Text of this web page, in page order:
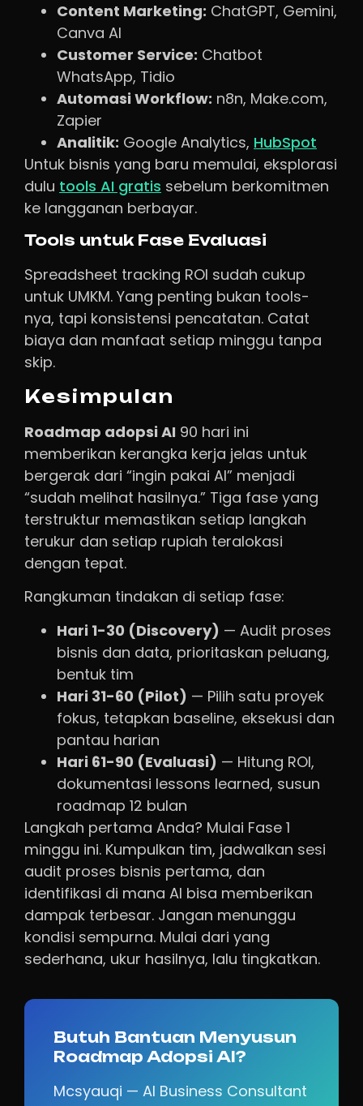
Content Marketing: ChatGPT, Gemini,
Canva AI
Customer Service: Chatbot
WhatsApp, Tidio
Automasi Workflow: n8n, Make.com,
Zapier
Analitik: Google Analytics, HubSpot
Untuk bisnis yang baru memulai, eksplorasi
dulu tools AI gratis sebelum berkomitmen
ke langganan berbayar.
Tools untuk Fase Evaluasi
Spreadsheet tracking ROI sudah cukup
untuk UMKM. Yang penting bukan tools-
nya, tapi konsistensi pencatatan. Catat
biaya dan manfaat setiap minggu tanpa
skip.
Kesimpulan
Roadmap adopsi AI 90 hari ini
memberikan kerangka kerja jelas untuk
bergerak dari “ingin pakai AI” menjadi
“sudah melihat hasilnya.” Tiga fase yang
terstruktur memastikan setiap langkah
terukur dan setiap rupiah teralokasi
dengan tepat.
Rangkuman tindakan di setiap fase:
Hari 1-30 (Discovery) — Audit proses
bisnis dan data, prioritaskan peluang,
bentuk tim
Hari 31-60 (Pilot) — Pilih satu proyek
fokus, tetapkan baseline, eksekusi dan
pantau harian
Hari 61-90 (Evaluasi) — Hitung ROI,
dokumentasi lessons learned, susun
roadmap 12 bulan
Langkah pertama Anda? Mulai Fase 1
minggu ini. Kumpulkan tim, jadwalkan sesi
audit proses bisnis pertama, dan
identifikasi di mana AI bisa memberikan
dampak terbesar. Jangan menunggu
kondisi sempurna. Mulai dari yang
sederhana, ukur hasilnya, lalu tingkatkan.
Butuh Bantuan Menyusun
Roadmap Adopsi AI?
Mcsyauqi — AI Business Consultant